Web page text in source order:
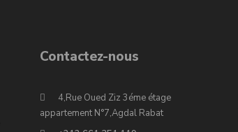
Contactez-nous
4,Rue Oued Ziz 3éme étage
appartement N°7,Agdal Rabat